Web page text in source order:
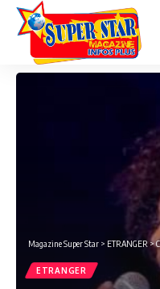
Magazine Super Star > ETRANGER>
ETRANGER